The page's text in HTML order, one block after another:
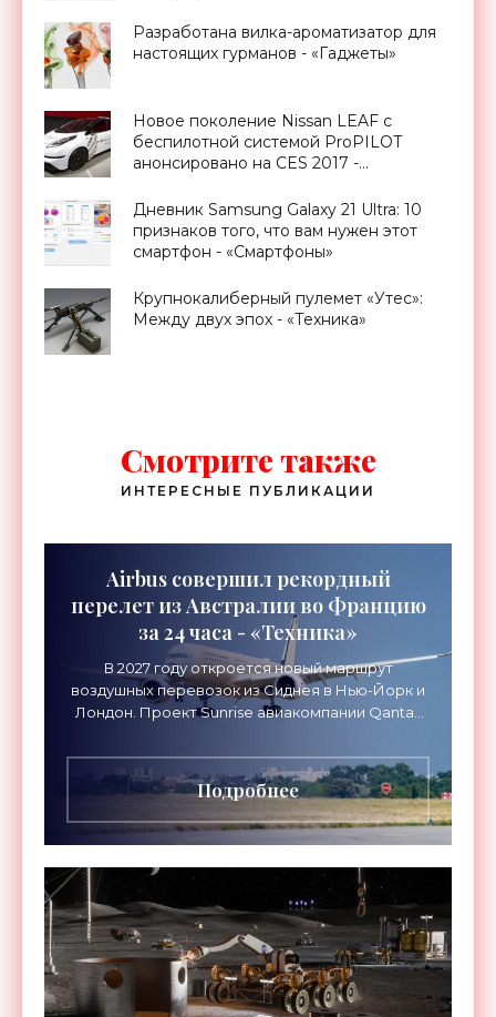
Разработана вилка-ароматизатор для
настоящих гурманов - «Гаджеты»
Новое поколение Nissan LEAF с
беспилотной системой ProPILOT
анонсировано на CES 2017 -
Дневник Samsung Galaxy 21 Ultra: 10
признаков того, что вам нужен этот
смартфон - «Смартфоны»
Крупнокалиберный пулемет «Утес»:
Между двух эпох - «Техника»
Смотрите также
ИНТЕРЕСНЫЕ ПУБЛИКАЦИИ
Airbus совершил рекордный
перелет из Австралии во Францию
за 24 часа - «Техника»
В 2027 году откроется новый маршрут
воздушных перевозок из Сиднея в Нью-Йорк и
Лондон. Проект Sunrise авиакомпании Qantas
длительностью до 24
Подробнее